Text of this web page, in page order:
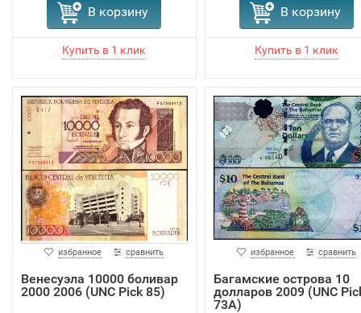
В корзину В корзину
избранное сравнить
Венесуэла 10000 боливар
2000 2006 (UNC Pick 85)
избранное сравнить
Багамские острова 10
долларов 2009 (UNC
73А)